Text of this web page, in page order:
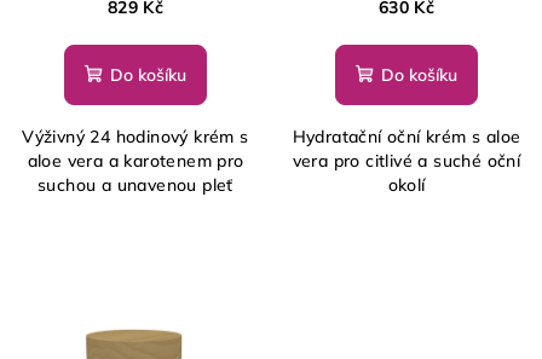
829 Kč
Do košíku
Výživný 24 hodinový krém s
aloe vera a karotenem pro
suchou a unavenou pleť
630 Kč
Do košíku
Hydratační oční krém s aloe
vera pro citlivé a suché oční
okolí